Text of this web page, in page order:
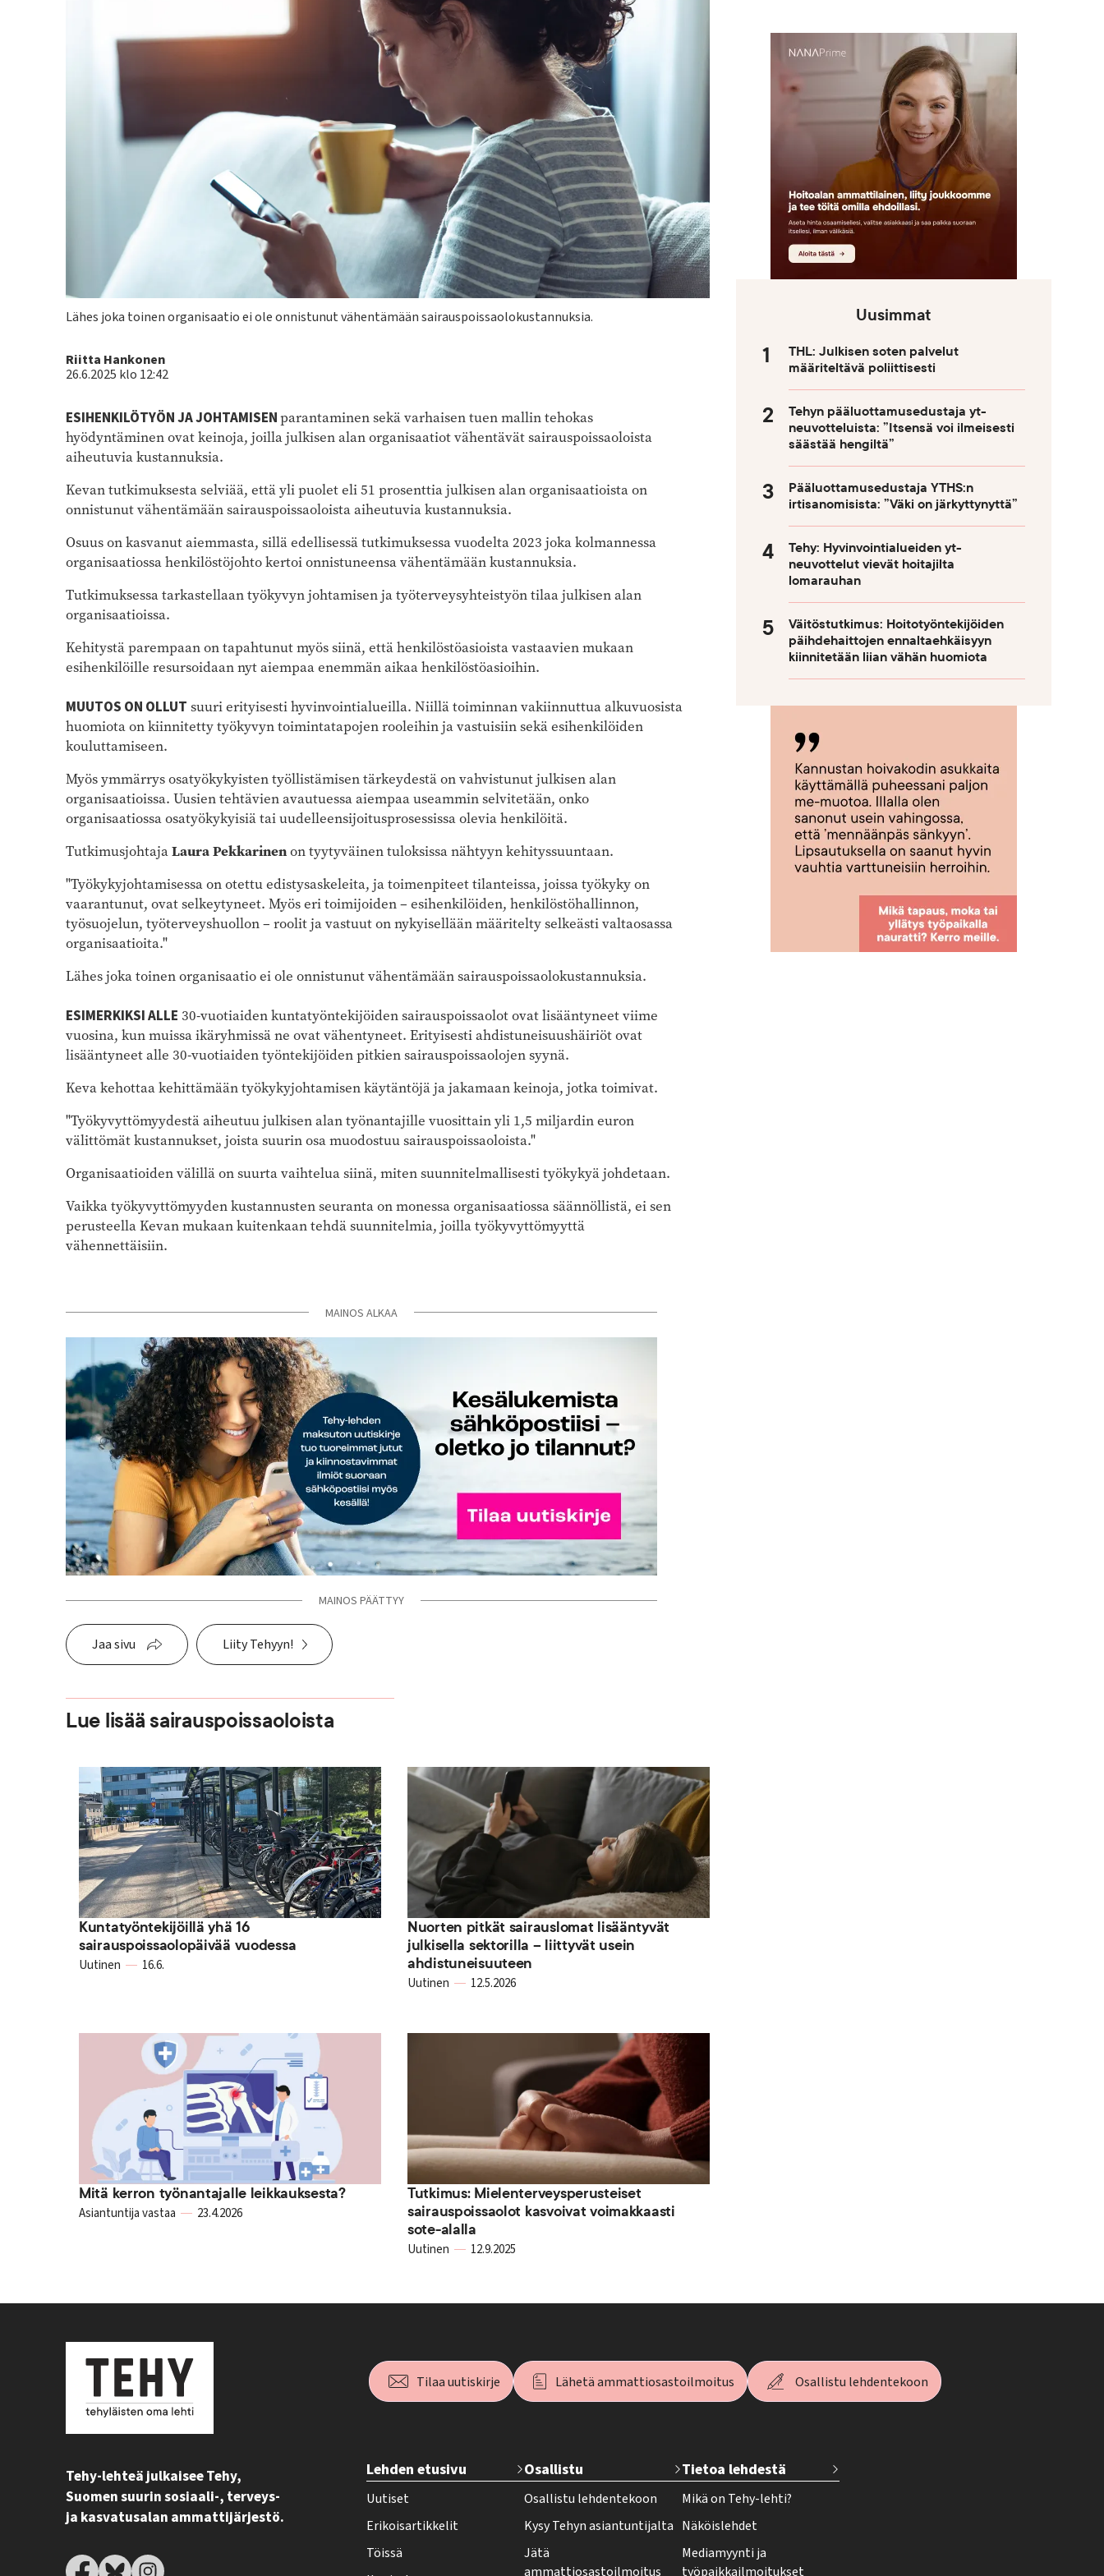
Kuvateksti
Lähes joka toinen organisaatio ei ole onnistunut vähentämään sairauspoissaolokustannuksia.
Kirjoittaja
Riitta Hankonen
26.6.2025 klo 12:42
ESIHENKILÖTYÖN JA JOHTAMISENparantaminen sekä varhaisen tuen mallin tehokas
hyödyntäminen ovat keinoja, joilla julkisen alan organisaatiot vähentävät sairauspoissaoloista
aiheutuvia kustannuksia.
Kevan tutkimuksesta selviää, että yli puolet eli 51 prosenttia julkisen alan organisaatioista on
onnistunut vähentämään sairauspoissaoloista aiheutuvia kustannuksia.
Osuus on kasvanut aiemmasta, sillä edellisessä tutkimuksessa vuodelta 2023 joka kolmannessa
organisaatiossa henkilöstöjohto kertoi onnistuneensa vähentämään kustannuksia.
Tutkimuksessa tarkastellaan työkyvyn johtamisen ja työterveysyhteistyön tilaa julkisen alan
organisaatioissa.
Kehitystä parempaan on tapahtunut myös siinä, että henkilöstöasioista vastaavien mukaan
esihenkilöille resursoidaan nyt aiempaa enemmän aikaa henkilöstöasioihin.
MUUTOS ON OLLUT suuri erityisesti hyvinvointialueilla. Niillä toiminnan vakiinnuttua alkuvuosista
huomiota on kiinnitetty työkyvyn toimintatapojen rooleihin ja vastuisiin sekä esihenkilöiden
kouluttamiseen.
Myös ymmärrys osatyökykyisten työllistämisen tärkeydestä on vahvistunut julkisen alan
organisaatioissa. Uusien tehtävien avautuessa aiempaa useammin selvitetään, onko
organisaatiossa osatyökykyisiä tai uudelleensijoitusprosessissa olevia henkilöitä.
TutkimusjohtajaLaura Pekkarinenon tyytyväinen tuloksissa nähtyyn kehityssuuntaan.
"Työkykyjohtamisessa on otettu edistysaskeleita, ja toimenpiteet tilanteissa, joissa työkyky on
vaarantunut, ovat selkeytyneet. Myös eri toimijoiden – esihenkilöiden, henkilöstöhallinnon,
työsuojelun, työterveyshuollon – roolit ja vastuut on nykyisellään määritelty selkeästi valtaosassa
organisaatioita."
Lähes joka toinen organisaatio ei ole onnistunut vähentämään sairauspoissaolokustannuksia.
ESIMERKIKSI ALLE 30-vuotiaiden kuntatyöntekijöiden sairauspoissaolot ovat lisääntyneet viime
vuosina, kun muissa ikäryhmissä ne ovat vähentyneet. Erityisesti ahdistuneisuushäiriöt ovat
lisääntyneet alle 30-vuotiaiden työntekijöiden pitkien sairauspoissaolojen syynä.
Keva kehottaa kehittämään työkykyjohtamisen käytäntöjä ja jakamaan keinoja, jotka toimivat.
"Työkyvyttömyydestä aiheutuu julkisen alan työnantajille vuosittain yli 1,5 miljardin euron
välittömät kustannukset, joista suurin osa muodostuu sairauspoissaoloista."
Organisaatioiden välillä on suurta vaihtelua siinä, miten suunnitelmallisesti työkykyä johdetaan.
Vaikka työkyvyttömyyden kustannusten seuranta on monessa organisaatiossa säännöllistä, ei sen
perusteella Kevan mukaan kuitenkaan tehdä suunnitelmia, joilla työkyvyttömyyttä
vähennettäisiin.
MAINOS ALKAA
MAINOS PÄÄTTYY
Jaa sivu Liity Tehyyn!
Lue lisää sairauspoissaoloista
Kuntatyöntekijöillä yhä 16
sairauspoissaolopäivää vuodessa
Uutinen 16.6.
Nuorten pitkät sairauslomat lisääntyvät
julkisella sektorilla – liittyvät usein
ahdistuneisuuteen
Uutinen 12.5.2026
Mitä kerron työnantajalle leikkauksesta?
Asiantuntija vastaa 23.4.2026
Tutkimus: Mielenterveysperusteiset
sairauspoissaolot kasvoivat voimakkaasti
sote-alalla
Uutinen 12.9.2025
Uusimmat
THL: Julkisen soten palvelut
määriteltävä poliittisesti
Tehyn pääluottamusedustaja yt-
neuvotteluista: ”Itsensä voi ilmeisesti
säästää hengiltä”
Pääluottamusedustaja YTHS:n
irtisanomisista: ”Väki on järkyttynyttä”
Tehy: Hyvinvointialueiden yt-
neuvottelut vievät hoitajilta
lomarauhan
Väitöstutkimus: Hoitotyöntekijöiden
päihdehaittojen ennaltaehkäisyyn
kiinnitetään liian vähän huomiota
Tehy-lehteä julkaisee Tehy,
Suomen suurin sosiaali-, terveys-
ja kasvatusalan ammattijärjestö.
Tilaa uutiskirje Lähetä ammattiosastoilmoitus Osallistu lehdentekoon
e
h
y
-
Lehden etusivu
Uutiset
Erikoisartikkelit
Töissä
Osallistu
Osallistu lehdentekoon
Kysy Tehyn asiantuntijalta
Jätä
ammattiosastoilmoitus
Tietoa lehdestä
Mikä on Tehy-lehti?
Näköislehdet
Mediamyynti ja
työpaikkailmoitukset